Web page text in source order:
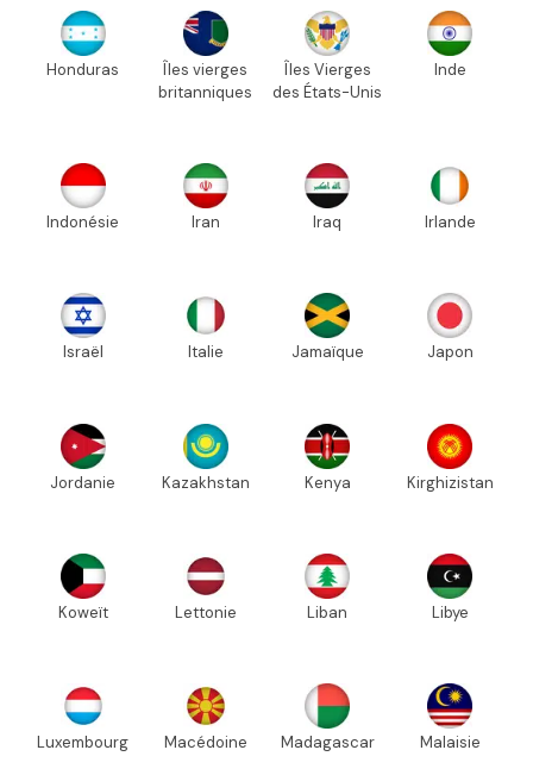
Honduras
Îles vierges
britanniques
Îles Vierges
des États-Unis
Inde
Indonésie Iran Iraq Irlande
Israël Italie Jamaïque Japon
Jordanie Kazakhstan Kenya Kirghizistan
Koweït Lettonie Liban Libye
Luxembourg Macédoine Madagascar Malaisie